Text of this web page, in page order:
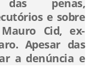
penas,
e sobre
Cid, ex-
Apesar das
a denúncia e